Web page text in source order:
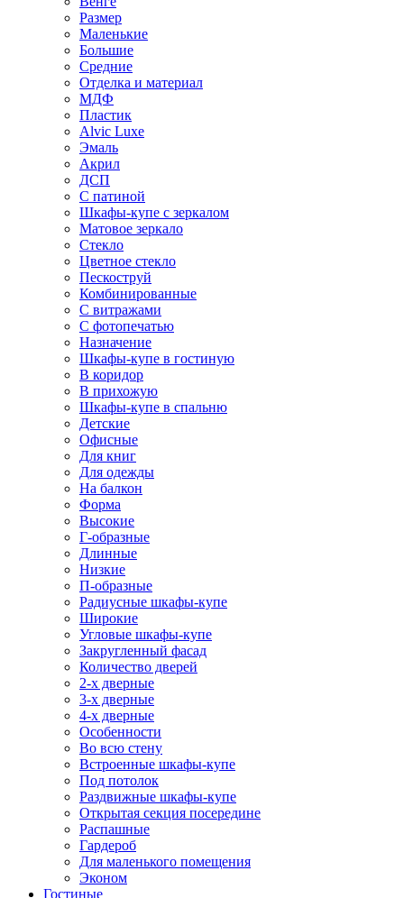
Размер
Маленькие
Большие
Средние
Отделка и материал
МДФ
Пластик
Alvic Luxe
Эмаль
Акрил
ДСП
С патиной
Шкафы-купе с зеркалом
Матовое зеркало
Стекло
Цветное стекло
Пескоструй
Комбинированные
С витражами
С фотопечатью
Назначение
Шкафы-купе в гостиную
В коридор
В прихожую
Шкафы-купе в спальню
Детские
Офисные
Для книг
Для одежды
На балкон
Форма
Высокие
Г-образные
Длинные
Низкие
П-образные
Радиусные шкафы-купе
Широкие
Угловые шкафы-купе
Закругленный фасад
Количество дверей
2-х дверные
3-х дверные
4-х дверные
Особенности
Во всю стену
Встроенные шкафы-купе
Под потолок
Раздвижные шкафы-купе
Открытая секция посередине
Распашные
Гардероб
Для маленького помещения
Эконом
Гостиные